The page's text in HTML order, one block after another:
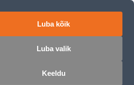
Luba kõik
Luba valik
Keeldu
ETRUEN
Ostukorv